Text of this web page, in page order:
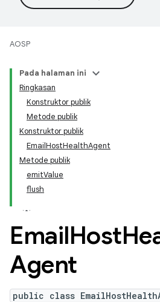
AOSP
Pada halaman ini
Ringkasan
Konstruktor publik
Metode publik
Konstruktor publik
EmailHostHealthAgent
Metode publik
emitValue
flush
EmailHost
Agent
public class